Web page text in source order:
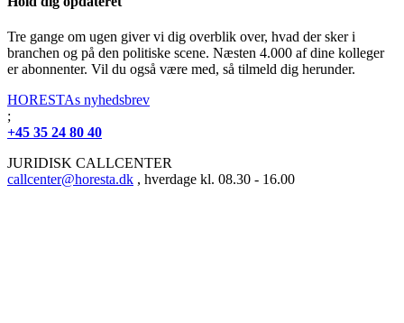
Tre gange om ugen giver vi dig overblik over, hvad der sker i
branchen og på den politiske scene. Næsten 4.000 af dine kolleger
er abonnenter. Vil du også være med, så tilmeld dig herunder.
HORESTAs nyhedsbrev
;
+45 35 24 80 40
JURIDISK CALLCENTER
callcenter@horesta.dk , hverdage kl. 08.30 - 16.00